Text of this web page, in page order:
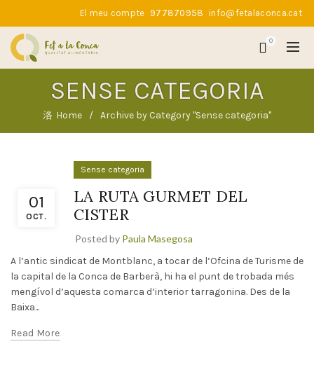
El meu compte 977870958 info@fetalaconca.cat
0
SENSE CATEGORIA
Home Archive by Category "Sense categoria"
01
OCT.
Sense categoria
LA RUTA GURMET DEL
CISTER
Posted by Paula Masegosa
A l’antic sindicat de Montblanc, a tocar de l’Ofcina de Turisme de
la capital de la Conca de Barberà, hi ha el punt de trobada més
mengívol d’aquesta comarca d’interior tarragonina. Des de la
Baixa...
Read More